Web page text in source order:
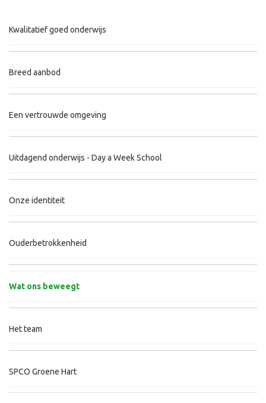
Kwalitatief goed onderwijs
Breed aanbod
Een vertrouwde omgeving
Uitdagend onderwijs - Day a Week School
Onze identiteit
Ouderbetrokkenheid
Wat ons beweegt
Het team
SPCO Groene Hart